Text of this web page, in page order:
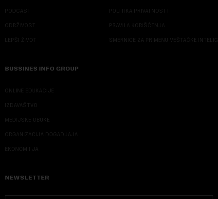
PODCAST
ODRŽIVOST
LEPŠI ŽIVOT
POLITIKA PRIVATNOSTI
PRAVILA KORIŠĆENJA
SMERNICE ZA PRIMENU VEŠTAČKE
BUSSINES INFO GROUP
ONLINE EDUKACIJE
IZDAVAŠTVO
MEDIJSKE OBUKE
ORGANIZACIJA DOGADJAJA
EKONOM I JA
NEWSLETTER